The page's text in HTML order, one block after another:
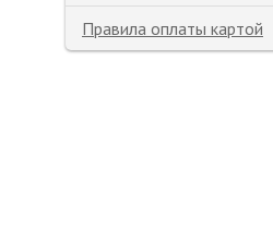
Правила оплаты картой